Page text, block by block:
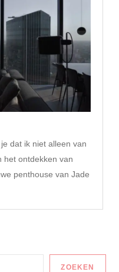
dat ik niet alleen van
het ontdekken van
penthouse van Jade
ZOEKEN